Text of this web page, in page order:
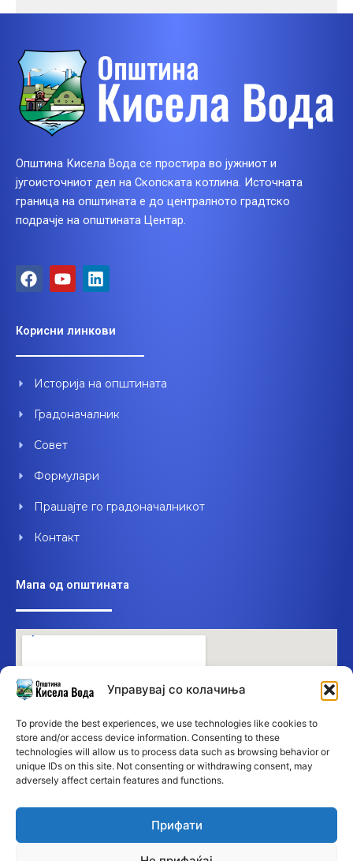
Управувај со колачиња
To provide the best experiences, we use technologies like cookies to
store and/or access device information. Consenting to these
technologies will allow us to process data such as browsing behavior or
unique IDs on this site. Not consenting or withdrawing consent, may
adversely affect certain features and functions.
Прифати
Општина Кисела Вода се простира во јужниот и
југоисточниот дел на Скопската котлина. Источната
граница на општината е до централното градтско
подрачје на општината Центар.
F
a
b
o
k
Y
o
u
b
L
i
e
d
n
Корисни линкови
Историја на општината
Градоначалник
Совет
Формулари
Прашајте го градоначалникот
Контакт
Мапа од општината